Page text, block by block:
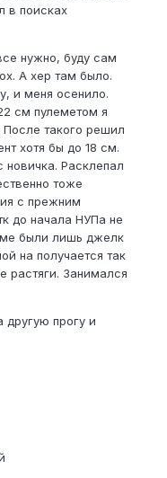
в поисках
нужно, буду сам
А хер там было.
и меня осенило.
см пулеметом я
такого решил
хотя бы до 18 см.
Расклепал
тоже
с прежним
до начала НУПа не
были лишь джелк
на получается так
растяги. Занимался
другую прогу и